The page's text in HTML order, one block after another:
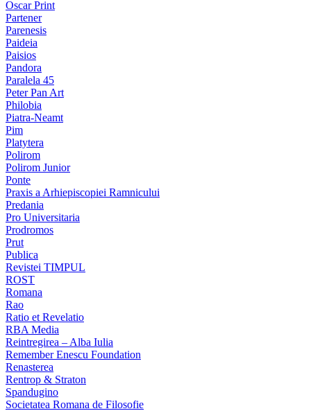
Oscar Print
Partener
Parenesis
Paideia
Paisios
Pandora
Paralela 45
Peter Pan Art
Philobia
Piatra-Neamt
Pim
Platytera
Polirom
Polirom Junior
Ponte
Praxis a Arhiepiscopiei Ramnicului
Predania
Pro Universitaria
Prodromos
Prut
Publica
Revistei TIMPUL
ROST
Romana
Rao
Ratio et Revelatio
RBA Media
Reintregirea – Alba Iulia
Remember Enescu Foundation
Renasterea
Rentrop & Straton
Spandugino
Societatea Romana de Filosofie